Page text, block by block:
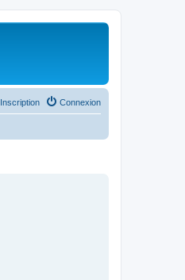
Connexion
Inscription